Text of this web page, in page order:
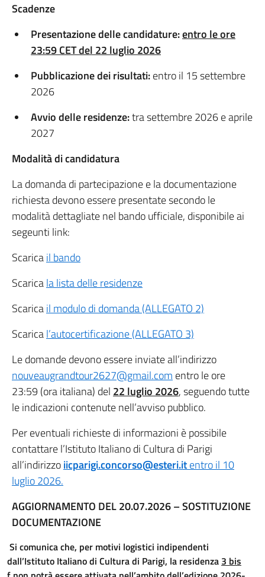
Scadenze
Presentazione delle candidature:entro le ore
23:59 CET del 22 luglio 2026
Pubblicazione dei risultati:entro il 15 settembre
2026
Avvio delle residenze:tra settembre 2026 e aprile
2027
Modalità di candidatura
La domanda di partecipazione e la documentazione
richiesta devono essere presentate secondo le
modalità dettagliate nel bando ufficiale, disponibile ai
segeunti link:
Scaricail bando
Scaricala lista delle residenze
Scaricail modulo di domanda (ALLEGATO 2)
Scarical’autocertificazione (ALLEGATO 3)
Le domande devono essere inviate all’indirizzo
nouveaugrandtour2627@gmail.comentro le ore
23:59 (ora italiana) del22 luglio 2026, seguendo tutte
le indicazioni contenute nell’avviso pubblico.
Per eventuali richieste di informazioni è possibile
contattare l’Istituto Italiano di Cultura di Parigi
all’indirizzoiicparigi.concorso@esteri.itentro il 10
luglio 2026.
AGGIORNAMENTO DEL 20.07.2026 – SOSTITUZIONE
DOCUMENTAZIONE
Si comunica che, per motivi logistici indipendenti
dall’Istituto Italiano di Cultura di Parigi, la residenza 3 bis